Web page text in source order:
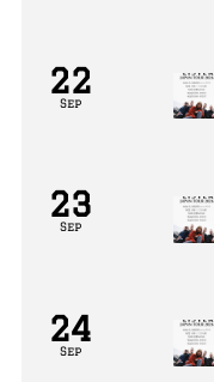
22
Sep
23
Sep
24
Sep